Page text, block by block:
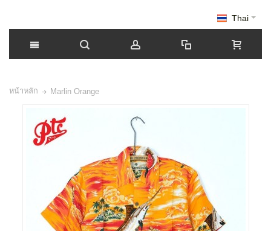
Thai
หน้าหลัก Marlin Orange